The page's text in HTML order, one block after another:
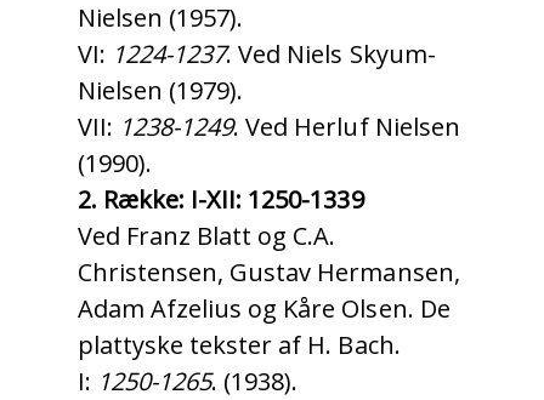
Nielsen (1957).
VI: 1224-1237. Ved Niels Skyum-
Nielsen (1979).
VII: 1238-1249. Ved Herluf Nielsen
(1990).
2. Række: I-XII: 1250-1339
Ved Franz Blatt og C.A.
Christensen, Gustav Hermansen,
Adam Afzelius og Kåre Olsen. De
plattyske tekster af H. Bach.
I: 1250-1265. (1938).